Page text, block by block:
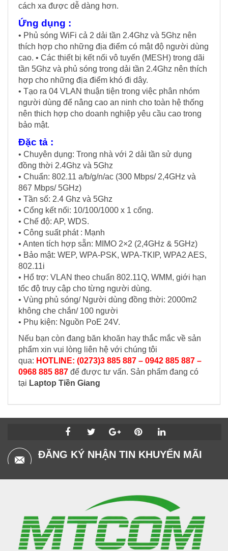
cách xa được dễ dàng hơn.
Ứng dụng :
• Phủ sóng WiFi cả 2 dải tần 2.4Ghz và 5Ghz nên
thích hợp cho những địa điểm có mật độ người dùng
cao. • Các thiết bị kết nối vô tuyến (MESH) trong dãi
tần 5Ghz và phủ sóng trong dải tần 2.4Ghz nên thích
hợp cho những địa điểm khó đi dây.
• Tạo ra 04 VLAN thuận tiện trong việc phân nhóm
người dùng để nâng cao an ninh cho toàn hệ thống
nên thich hợp cho doanh nghiệp yêu cầu cao trong
bảo mật.
Đặc tả :
• Chuyên dụng: Trong nhà với 2 dải tần sử dụng
đồng thời 2.4Ghz và 5Ghz
• Chuẩn: 802.11 a/b/g/n/ac (300 Mbps/ 2,4GHz và
867 Mbps/ 5GHz)
• Tần số: 2.4 Ghz và 5Ghz
• Cổng kết nối: 10/100/1000 x 1 cổng.
• Chế độ: AP, WDS.
• Công suất phát : Mạnh
• Anten tích hợp sẵn: MIMO 2×2 (2,4GHz & 5GHz)
• Bảo mật: WEP, WPA-PSK, WPA-TKIP, WPA2 AES,
802.11i
• Hổ trợ: VLAN theo chuẩn 802.11Q, WMM, giới hạn
tốc độ truy cập cho từng người dùng.
• Vùng phủ sóng/ Người dùng đồng thời: 2000m2
không che chắn/ 100 người
• Phụ kiện: Nguồn PoE 24V.
Nếu bạn còn đang băn khoăn hay thắc mắc về sản
phẩm xin vui lòng liên hệ với chúng tôi
qua: HOTLINE: (0273)3 885 887 – 0942 885 887 –
0968 885 887 để được tư vấn. Sản phẩm đang có
tại Laptop Tiền Giang
ĐĂNG KÝ NHẬN TIN KHUYẾN MÃI